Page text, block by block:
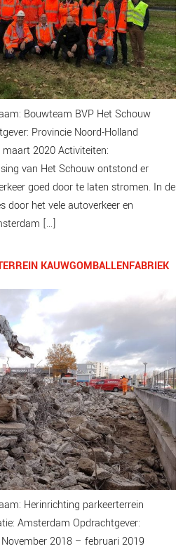
Bouwteam BVP Het Schouw
Provincie Noord-Holland
2020 Activiteiten:
van Het Schouw ontstond er
goed door te laten stromen. In de
door het vele autoverkeer en
[…]
KAUWGOMBALLENFABRIEK
Herinrichting parkeerterrein
Amsterdam Opdrachtgever:
2018 – februari 2019